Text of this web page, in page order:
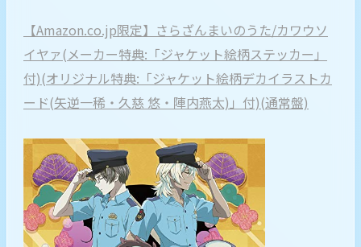
【Amazon.co.jp限定】さらざんまいのうた/カワウソ
イヤァ(メーカー特典:「ジャケット絵柄ステッカー」
付)(オリジナル特典:「ジャケット絵柄デカイラストカ
ード(矢逆一稀・久慈 悠・陣内燕太)」付)(通常盤)